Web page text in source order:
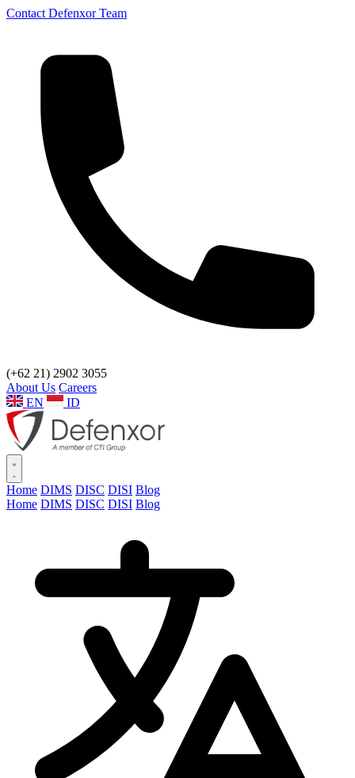
Contact Defenxor Team
(+62 21) 2902 3055
About Us Careers
EN
ID
Home DIMS DISC DISI Blog
Home DIMS DISC DISI Blog